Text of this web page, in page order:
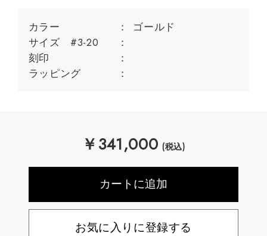
カラー
ゴールド
サイズ #3-20
刻印
ラッピング
￥341,000 (税込)
お気に入りに登録する